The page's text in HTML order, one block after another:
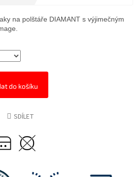
do košíku
na polštáře DIAMANT s výjimečným
SDÍLET